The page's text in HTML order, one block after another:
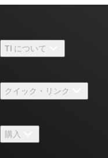
TI について
採用情報
ニュース
クイック・リンク
TI E2E™ 設計サポート
購入